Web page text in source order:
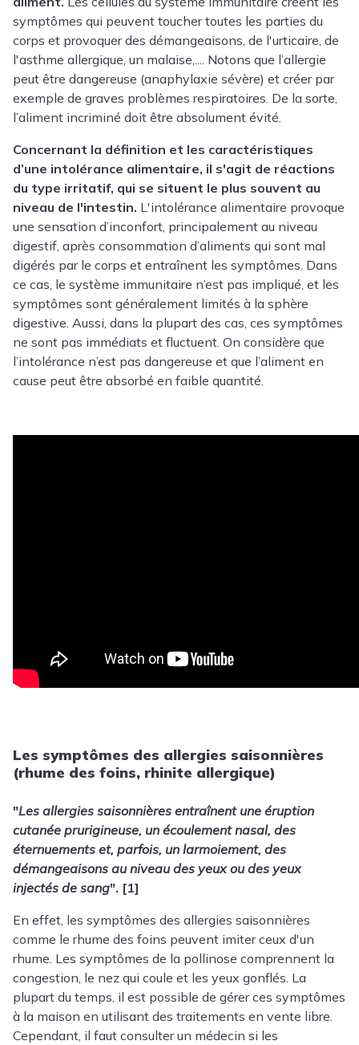
symptômes qui peuvent toucher toutes les parties du
corps et provoquer des démangeaisons, de l'urticaire, de
l'asthme allergique, un malaise,.... Notons que l’allergie
peut être dangereuse (anaphylaxie sévère) et créer par
exemple de graves problèmes respiratoires. De la sorte,
l’aliment incriminé doit être absolument évité.
Concernant la définition et les caractéristiques
d’une intolérance alimentaire, il s'agit de réactions
du type irritatif, qui se situent le plus souvent au
niveau de l'intestin. L'intolérance alimentaire provoque
une sensation d’inconfort, principalement au niveau
digestif, après consommation d’aliments qui sont mal
digérés par le corps et entraînent les symptômes. Dans
ce cas, le système immunitaire n’est pas impliqué, et les
symptômes sont généralement limités à la sphère
digestive. Aussi, dans la plupart des cas, ces symptômes
ne sont pas immédiats et fluctuent. On considère que
l’intolérance n’est pas dangereuse et que l’aliment en
cause peut être absorbé en faible quantité.
Les symptômes des allergies saisonnières
(rhume des foins, rhinite allergique)
"Les allergies saisonnières entraînent une éruption
cutanée prurigineuse, un écoulement nasal, des
éternuements et, parfois, un larmoiement, des
démangeaisons au niveau des yeux ou des yeux
injectés de sang". [1]
En effet, les symptômes des allergies saisonnières
comme le rhume des foins peuvent imiter ceux d'un
rhume. Les symptômes de la pollinose comprennent la
congestion, le nez qui coule et les yeux gonflés. La
plupart du temps, il est possible de gérer ces symptômes
à la maison en utilisant des traitements en vente libre.
Cependant, il faut consulter un médecin si les